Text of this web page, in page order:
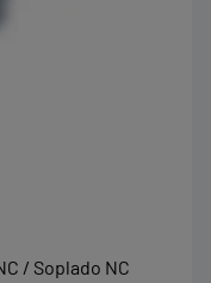
/ Soplado NC